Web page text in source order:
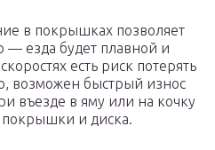
в покрышках позволяет
— езда будет плавной и
есть риск потерять
возможен быстрый износ
въезде в яму или на кочку
и диска.